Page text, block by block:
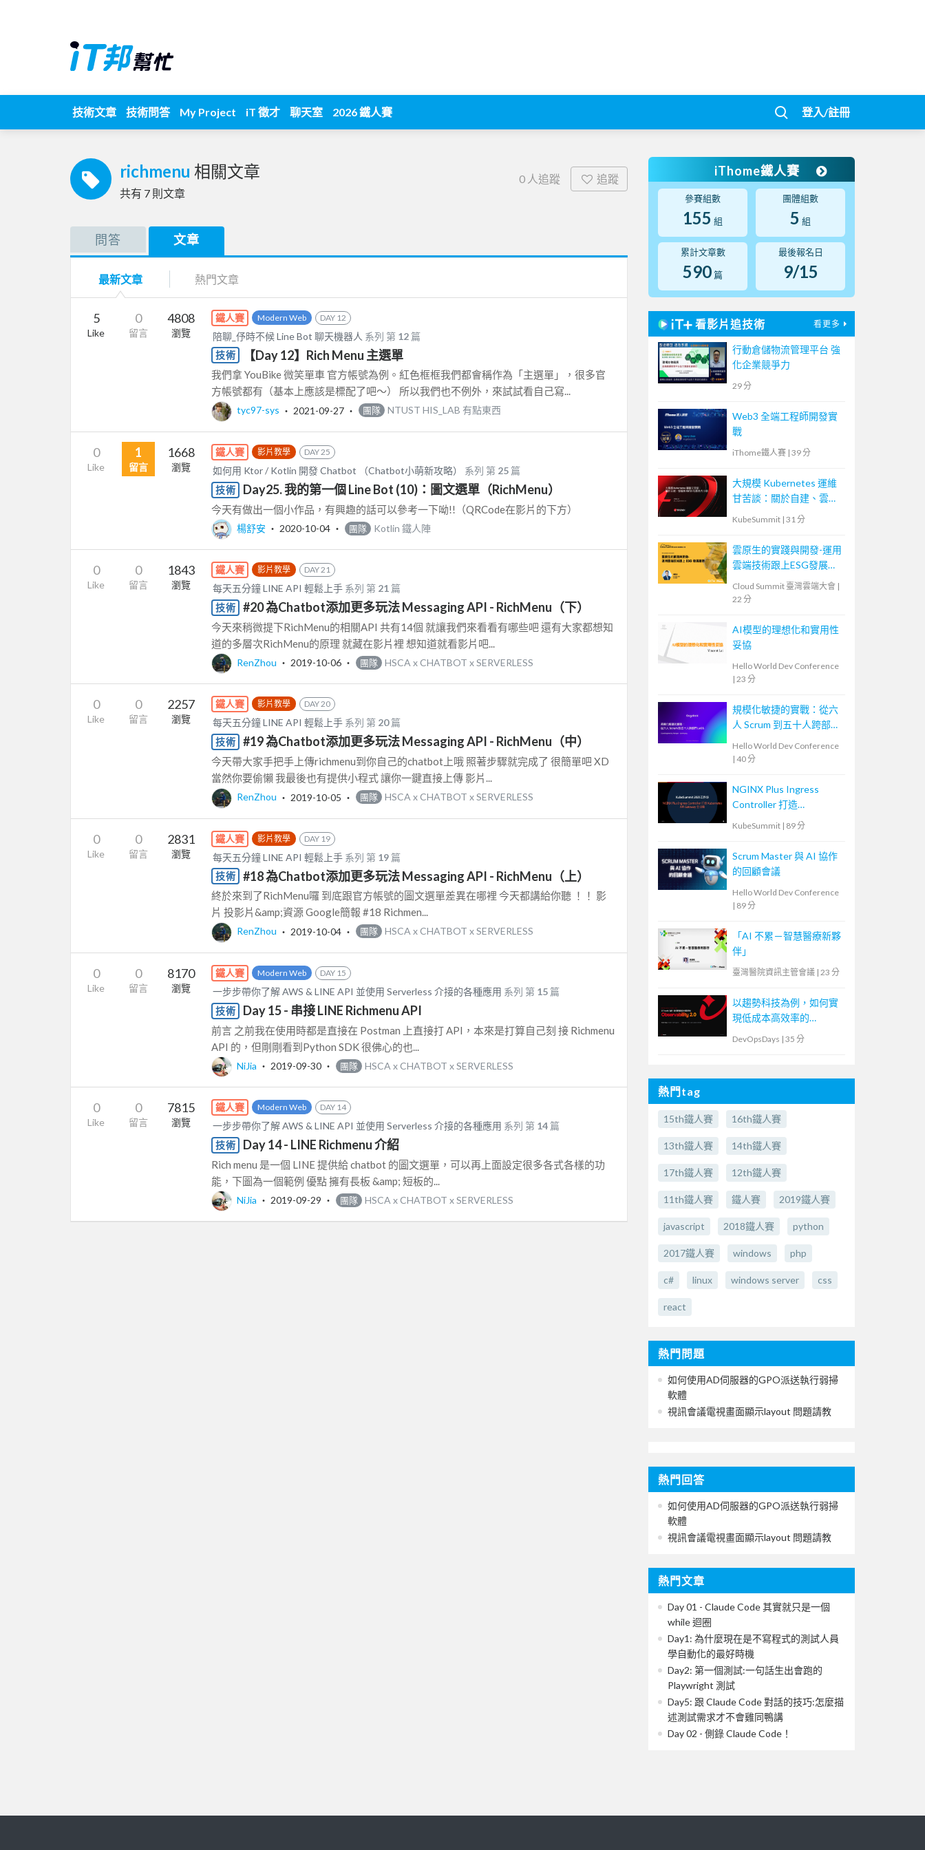
技術文章 技術問答 My Project iT 徵才 聊天室 2026 鐵人賽 登入/註冊
richmenu 相關文章
共有 7 則文章
0 人追蹤 追蹤
問答 文章
最新文章 熱門文章
5
Like
0
留言
4808
瀏覽
鐵人賽 Modern Web DAY 12
陪聊_伃時不候 Line Bot 聊天機器人 系列 第 12 篇
技術
【Day 12】Rich Menu 主選單
我們拿 YouBike 微笑單車 官方帳號為例。紅色框框我們都會稱作為「主選單」，很多官
方帳號都有（基本上應該是標配了吧～） 所以我們也不例外，來試試看自己寫...
tyc97-sys ‧ 2021-09-27 ‧ 團隊 NTUST HIS_LAB 有點東西
0
Like
1
留言
1668
瀏覽
鐵人賽 影片教學 DAY 25
如何用 Ktor / Kotlin 開發 Chatbot （Chatbot小萌新攻略） 系列 第 25 篇
技術
Day25. 我的第一個 Line Bot (10)：圖文選單（RichMenu）
今天有做出一個小作品，有興趣的話可以參考一下呦!!（QRCode在影片的下方）
楊舒安 ‧ 2020-10-04 ‧ 團隊 Kotlin 鐵人陣
0
Like
0
留言
1843
瀏覽
鐵人賽 影片教學 DAY 21
每天五分鐘 LINE API 輕鬆上手 系列 第 21 篇
技術
#20 為Chatbot添加更多玩法 Messaging API - RichMenu（下）
今天來稍微提下RichMenu的相關API 共有14個 就讓我們來看看有哪些吧 還有大家都想知
道的多層次RichMenu的原理 就藏在影片裡 想知道就看影片吧...
RenZhou ‧ 2019-10-06 ‧ 團隊 HSCA x CHATBOT x SERVERLESS
0
Like
0
留言
2257
瀏覽
鐵人賽 影片教學 DAY 20
每天五分鐘 LINE API 輕鬆上手 系列 第 20篇
技術
#19 為Chatbot添加更多玩法 Messaging API - RichMenu（中）
今天帶大家手把手上傳richmenu到你自己的chatbot上哦 照著步驟就完成了 很簡單吧 XD
當然你要偷懶 我最後也有提供小程式 讓你一鍵直接上傳 影片...
RenZhou ‧ 2019-10-05 ‧ 團隊 HSCA x CHATBOT x SERVERLESS
0
Like
0
留言
2831
瀏覽
鐵人賽 影片教學 DAY 19
每天五分鐘 LINE API 輕鬆上手 系列 第 19 篇
技術
#18 為Chatbot添加更多玩法 Messaging API - RichMenu（上）
終於來到了RichMenu囉 到底跟官方帳號的圖文選單差異在哪裡 今天都講給你聽 ！！ 影
片 投影片&amp;資源 Google簡報 #18 Richmen...
RenZhou ‧ 2019-10-04 ‧ 團隊 HSCA x CHATBOT x SERVERLESS
0
Like
0
留言
8170
瀏覽
鐵人賽 Modern Web DAY 15
一步步帶你了解 AWS & LINE API 並使用 Serverless 介接的各種應用 系列 第 15 篇
技術
Day 15 - 串接 LINE Richmenu API
前言 之前我在使用時都是直接在 Postman 上直接打 API，本來是打算自己刻 接 Richmenu
API 的，但剛剛看到Python SDK 很佛心的也...
NiJia ‧ 2019-09-30 ‧ 團隊 HSCA x CHATBOT x SERVERLESS
0
Like
0
留言
7815
瀏覽
鐵人賽 Modern Web DAY 14
一步步帶你了解 AWS & LINE API 並使用 Serverless 介接的各種應用 系列 第 14 篇
技術
Day 14 - LINE Richmenu 介紹
Rich menu 是一個 LINE 提供給 chatbot 的圖文選單，可以再上面設定很多各式各樣的功
能，下圖為一個範例 優點 擁有長板 &amp; 短板的...
NiJia ‧ 2019-09-29 ‧ 團隊 HSCA x CHATBOT x SERVERLESS
iThome鐵人賽
參賽組數
155 組
團體組數
5 組
累計文章數
590 篇
最後報名日
9/15
看影片追技術 看更多
行動倉儲物流管理平台 強
化企業競爭力
29 分
Web3 全端工程師開發實
戰
iThome鐵人賽 | 39 分
大規模 Kubernetes 運維
甘苦談：關於自建、雲端
和 CI/CD 的那些大小事
KubeSummit | 31 分
雲原生的實踐與開發-運用
雲端技術跟上ESG發展趨
Cloud Summit 臺灣雲端大會 |
22 分
AI模型的理想化和實用性
妥協
Hello World Dev Conference
| 23 分
規模化敏捷的實戰：從六
人 Scrum 到五十人跨部門
Hello World Dev Conference
| 40 分
NGINX Plus Ingress
Controller 打造
Kubernetes API
KubeSummit | 89 分
Scrum Master 與 AI 協作
的回顧會議
Hello World Dev Conference
| 89 分
「AI 不累－智慧醫療新夥
伴」
臺灣醫院資訊主管會議 | 23 分
以趨勢科技為例，如何實
現低成本高效率的
Observability2.0
DevOpsDays | 35 分
熱門tag
15th鐵人賽 16th鐵人賽
13th鐵人賽 14th鐵人賽
17th鐵人賽 12th鐵人賽
11th鐵人賽 鐵人賽 2019鐵人賽
javascript 2018鐵人賽 python
2017鐵人賽 windows php
c# linux windows server css
react
熱門問題
如何使用AD伺服器的GPO派送執行弱掃
軟體
視訊會議電視畫面顯示layout 問題請教
熱門回答
如何使用AD伺服器的GPO派送執行弱掃
軟體
視訊會議電視畫面顯示layout 問題請教
熱門文章
Day 01 - Claude Code 其實就只是一個
while 迴圈
Day1: 為什麼現在是不寫程式的測試人員
學自動化的最好時機
Day2: 第一個測試:一句話生出會跑的
Playwright 測試
Day5: 跟 Claude Code 對話的技巧:怎麼描
述測試需求才不會雞同鴨講
Day 02 - 側錄 Claude Code！